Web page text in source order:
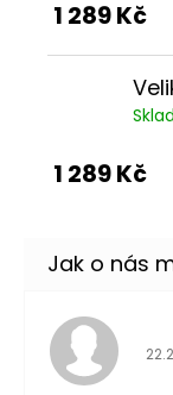
1 289 Kč
1 289 Kč